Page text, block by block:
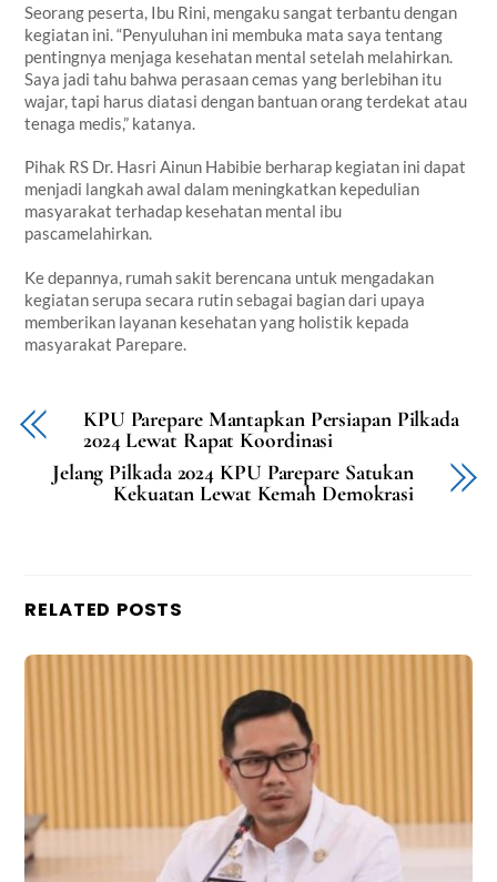
Seorang peserta, Ibu Rini, mengaku sangat terbantu dengan
kegiatan ini. “Penyuluhan ini membuka mata saya tentang
pentingnya menjaga kesehatan mental setelah melahirkan.
Saya jadi tahu bahwa perasaan cemas yang berlebihan itu
wajar, tapi harus diatasi dengan bantuan orang terdekat atau
tenaga medis,” katanya.
Pihak RS Dr. Hasri Ainun Habibie berharap kegiatan ini dapat
menjadi langkah awal dalam meningkatkan kepedulian
masyarakat terhadap kesehatan mental ibu
pascamelahirkan.
Ke depannya, rumah sakit berencana untuk mengadakan
kegiatan serupa secara rutin sebagai bagian dari upaya
memberikan layanan kesehatan yang holistik kepada
masyarakat Parepare.
KPU Parepare Mantapkan Persiapan Pilkada
2024 Lewat Rapat Koordinasi
Jelang Pilkada 2024 KPU Parepare Satukan
Kekuatan Lewat Kemah Demokrasi
RELATED POSTS